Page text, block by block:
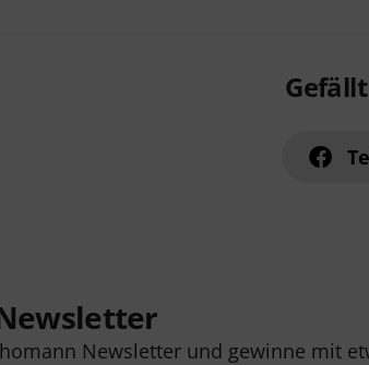
Newsletter und gewinne mit